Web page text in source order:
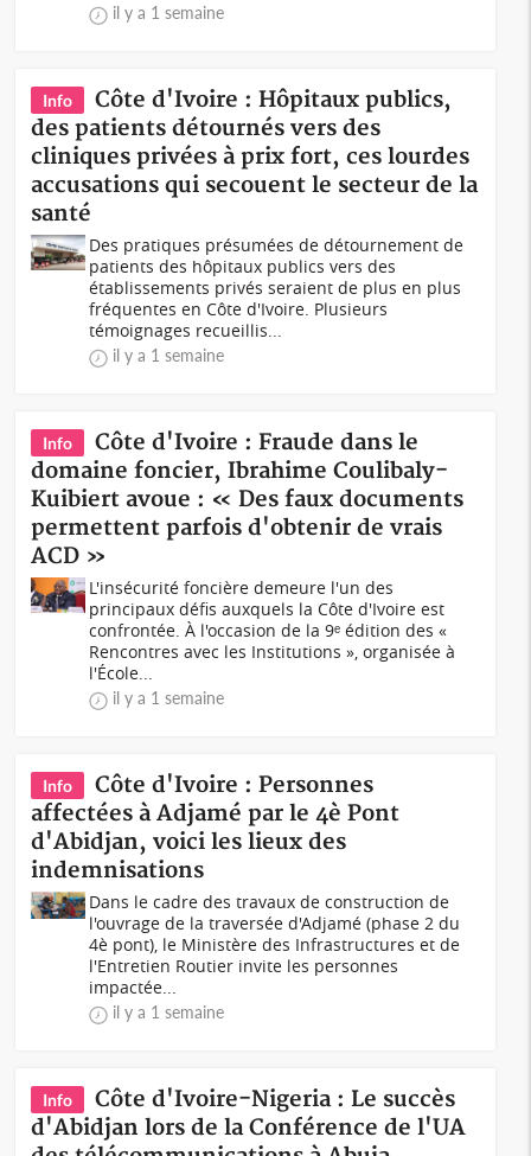
il y a 1 semaine
Info
Côte d'Ivoire : Hôpitaux publics,
des patients détournés vers des
cliniques privées à prix fort, ces lourdes
accusations qui secouent le secteur de la
santé
Des pratiques présumées de détournement de
patients des hôpitaux publics vers des
établissements privés seraient de plus en plus
fréquentes en Côte d'Ivoire. Plusieurs
témoignages recueillis...
il y a 1 semaine
Info
Côte d'Ivoire : Fraude dans le
domaine foncier, Ibrahime Coulibaly-
Kuibiert avoue : « Des faux documents
permettent parfois d'obtenir de vrais
ACD »
L'insécurité foncière demeure l'un des
principaux défis auxquels la Côte d'Ivoire est
confrontée. À l'occasion de la 9ᵉ édition des «
Rencontres avec les Institutions », organisée à
l'École...
il y a 1 semaine
Info
Côte d'Ivoire : Personnes
affectées à Adjamé par le 4è Pont
d'Abidjan, voici les lieux des
indemnisations
Dans le cadre des travaux de construction de
l'ouvrage de la traversée d'Adjamé (phase 2 du
4è pont), le Ministère des Infrastructures et de
l'Entretien Routier invite les personnes
impactée...
il y a 1 semaine
Info
Côte d'Ivoire-Nigeria : Le succès
d'Abidjan lors de la Conférence de l'UA